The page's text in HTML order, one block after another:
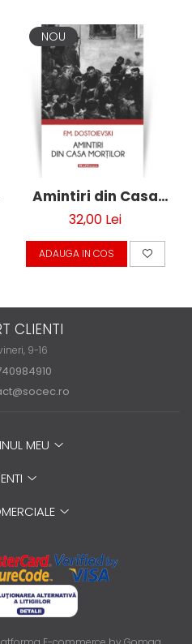
NOU
Amintiri din Casa
mortilor - F. M.
Dostoievski
32,00 Lei
ADAUGA IN COS
CLIENTI
9-16
MEU